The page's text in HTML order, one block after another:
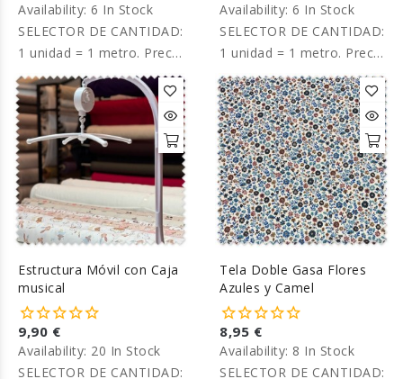
Availability: 6 In Stock
SELECTOR DE CANTIDAD:
1 unidad = 1 metro. Precio
por metro.
Availability: 6 In Stock
SELECTOR DE CANTIDAD:
1 unidad = 1 metro. Precio
por metro.
Estructura Móvil con Caja
musical
9,90 €
Availability: 20 In Stock
SELECTOR DE CANTIDAD:
Tela Doble Gasa Flores
Azules y Camel
8,95 €
Availability: 8 In Stock
SELECTOR DE CANTIDAD: